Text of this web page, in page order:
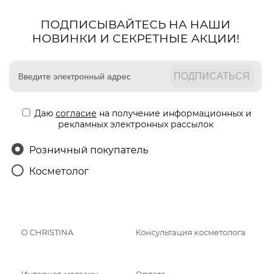
ПОДПИСЫВАЙТЕСЬ НА НАШИ
НОВИНКИ И СЕКРЕТНЫЕ АКЦИИ!
Даю согласие на получение информационных и
рекламных электронных рассылок
Розничный покупатель
Косметолог
О CHRISTINA Консультация косметолога